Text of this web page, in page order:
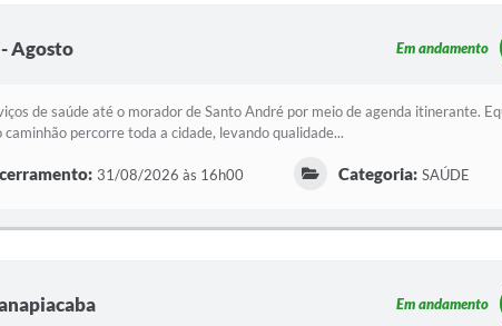
Agosto Em andamento
de saúde até o morador de Santo André por meio de agenda itinerante.
percorre toda a cidade, levando qualidade...
31/08/2026 às 16h00 Categoria: SAÚDE
Em andamento